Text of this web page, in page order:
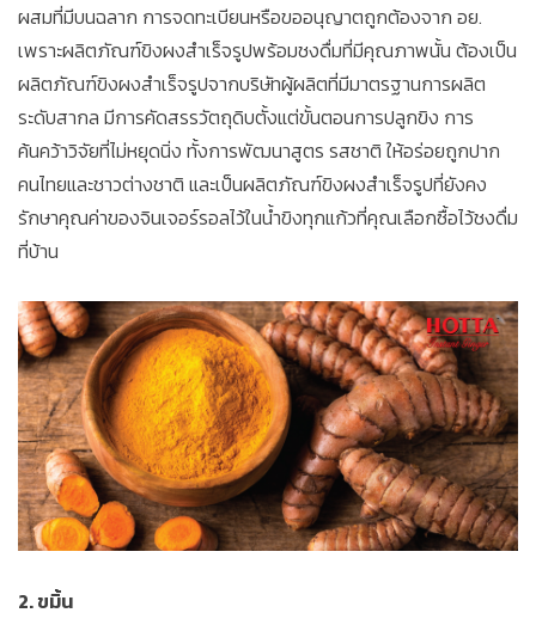
ผสมที่มีบนฉลาก การจดทะเบียนหรือขออนุญาตถูกต้องจาก อย.
เพราะผลิตภัณฑ์ขิงผงสำเร็จรูปพร้อมชงดื่มที่มีคุณภาพนั้น ต้องเป็น
ผลิตภัณฑ์ขิงผงสำเร็จรูปจากบริษัทผู้ผลิตที่มีมาตรฐานการผลิต
ระดับสากล มีการคัดสรรวัตถุดิบตั้งแต่ขั้นตอนการปลูกขิง การ
ค้นคว้าวิจัยที่ไม่หยุดนิ่ง ทั้งการพัฒนาสูตร รสชาติ ให้อร่อยถูกปาก
คนไทยและชาวต่างชาติ และเป็นผลิตภัณฑ์ขิงผงสำเร็จรูปที่ยังคง
รักษาคุณค่าของจินเจอร์รอลไว้ในน้ำขิงทุกแก้วที่คุณเลือกซื้อไว้ชงดื่ม
ที่บ้าน
2. ขมิ้น